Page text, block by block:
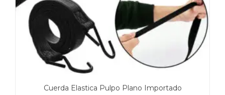
Cuerda Elastica Pulpo Plano Importado